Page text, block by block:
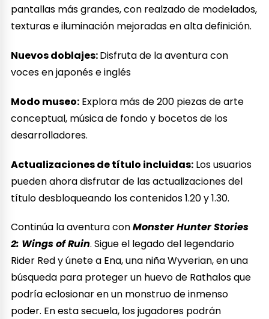
pantallas más grandes, con realzado de modelados,
texturas e iluminación mejoradas en alta definición.
Nuevos doblajes:Disfruta de la aventura con
voces en japonés e inglés
Modo museo: Explora más de 200 piezas de arte
conceptual, música de fondo y bocetos de los
desarrolladores.
Actualizaciones de título incluidas: Los usuarios
pueden ahora disfrutar de las actualizaciones del
título desbloqueando los contenidos 1.20 y 1.30.
Continúa la aventura conMonster Hunter Stories
2: Wings of Ruin. Sigue el legado del legendario
Rider Red y únete a Ena, una niña Wyverian, en una
búsqueda para proteger un huevo de Rathalos que
podría eclosionar en un monstruo de inmenso
poder. En esta secuela, los jugadores podrán